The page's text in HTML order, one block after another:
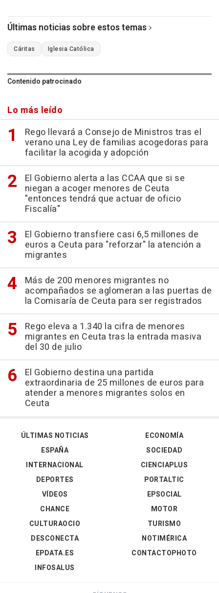
Últimas noticias sobre estos temas
Cáritas Iglesia Católica
Contenido patrocinado
Lo más leído
Rego llevará a Consejo de Ministros tras el
verano una Ley de familias acogedoras para
facilitar la acogida y adopción
El Gobierno alerta a las CCAA que si se
niegan a acoger menores de Ceuta
"entonces tendrá que actuar de oficio
Fiscalía"
El Gobierno transfiere casi 6,5 millones de
euros a Ceuta para "reforzar" la atención a
migrantes
Más de 200 menores migrantes no
acompañados se aglomeran a las puertas de
la Comisaría de Ceuta para ser registrados
Rego eleva a 1.340 la cifra de menores
migrantes en Ceuta tras la entrada masiva
del 30 de julio
El Gobierno destina una partida
extraordinaria de 25 millones de euros para
atender a menores migrantes solos en
Ceuta
ÚLTIMAS NOTICIAS
ESPAÑA
INTERNACIONAL
DEPORTES
VÍDEOS
ECONOMÍA
SOCIEDAD
CIENCIAPLUS
PORTALTIC
EPSOCIAL
CHANCE
CULTURAOCIO
DESCONECTA
EPDATA.ES
INFOSALUS
MOTOR
TURISMO
NOTIMÉRICA
CONTACTOPHOTO